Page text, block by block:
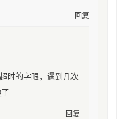
回复
时的字眼，遇到几次
回复